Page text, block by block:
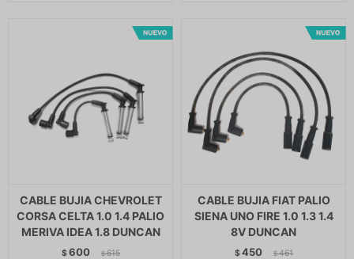
CABLE BUJIA CHEVROLET
CORSA CELTA 1.0 1.4 PALIO
MERIVA IDEA 1.8 DUNCAN
$600 $ 615
CABLE BUJIA FIAT PALIO
SIENA UNO FIRE 1.0 1.3 1.4
8V DUNCAN
$450 $ 461